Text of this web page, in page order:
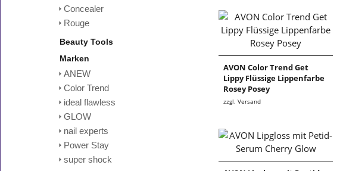
Concealer
Rouge
Beauty Tools
Marken
ANEW
Color Trend
ideal flawless
GLOW
nail experts
Power Stay
super shock
AVON Color Trend Get
Lippy Flüssige Lippenfarbe
Rosey Posey
zzgl. Versand